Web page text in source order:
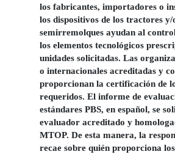
los fabricantes, importadores o
los dispositivos de los tractores y/
semirremolques ayudan al
los elementos tecnológicos
unidades solicitadas. Las
o internacionales acreditadas y
proporcionan la certificación de
requeridos. El informe de
estándares PBS, en español, se
evaluador acreditado y
MTOP. De esta manera, la
recae sobre quién proporciona